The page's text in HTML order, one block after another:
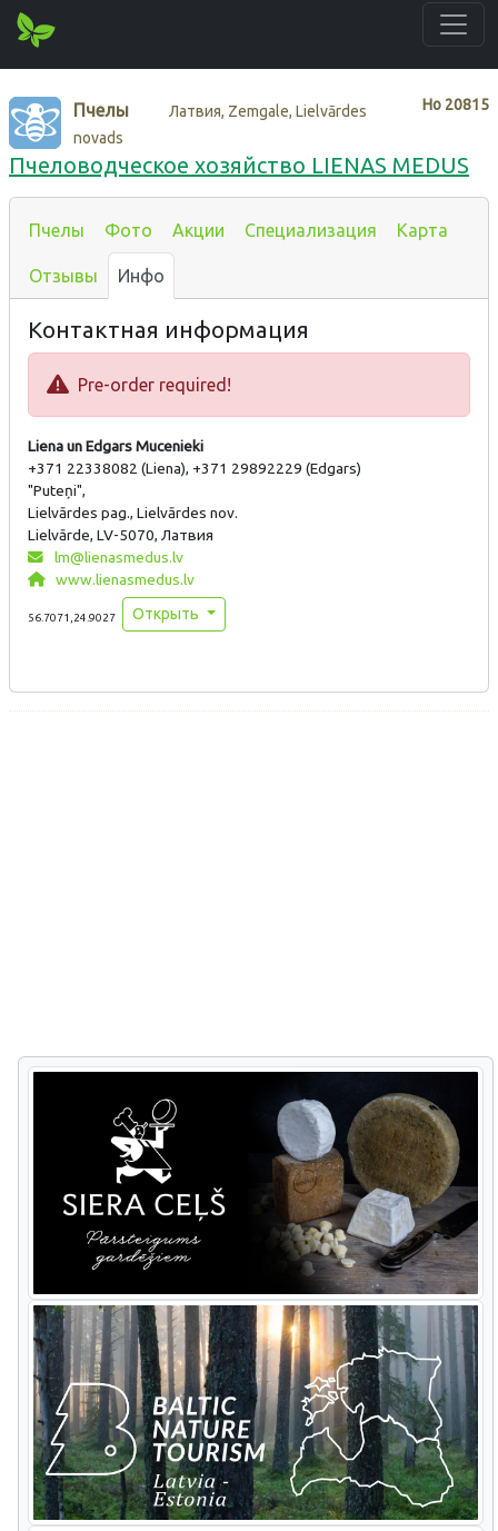
Нo 20815
Пчелы
Латвия, Zemgale, Lielvārdes
novads
Пчеловодческое хозяйство LIENAS MEDUS
Пчелы Фото Акции Специализация Карта
Отзывы Инфо
Контактная информация
Pre-order required!
Liena un Edgars Mucenieki
+371 22338082 (Liena), +371 29892229 (Edgars)
"Puteņi",
Lielvārdes pag., Lielvārdes nov.
Lielvārde, LV-5070, Латвия
lm@lienasmedus.lv
www.lienasmedus.lv
56.7071,24.9027 Открыть